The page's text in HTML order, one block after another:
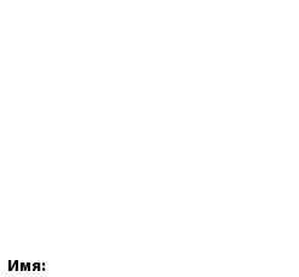
Имя: